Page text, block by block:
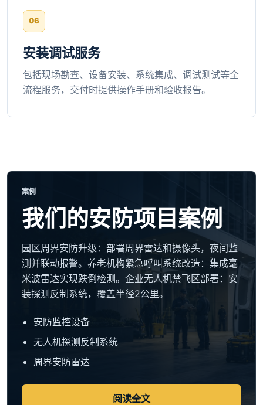
安装调试服务
包括现场勘查、设备安装、系统集成、调试测试等全
流程服务，交付时提供操作手册和验收报告。
案例
我们的安防项目案例
园区周界安防升级：部署周界雷达和摄像头，夜间监
测并联动报警。养老机构紧急呼叫系统改造：集成毫
米波雷达实现跌倒检测。企业无人机禁飞区部署：安
装探测反制系统，覆盖半径2公里。
安防监控设备
无人机探测反制系统
周界安防雷达
阅读全文